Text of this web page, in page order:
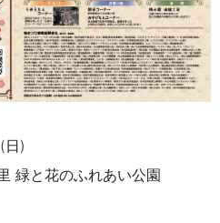
)
緑と花のふれあい公園